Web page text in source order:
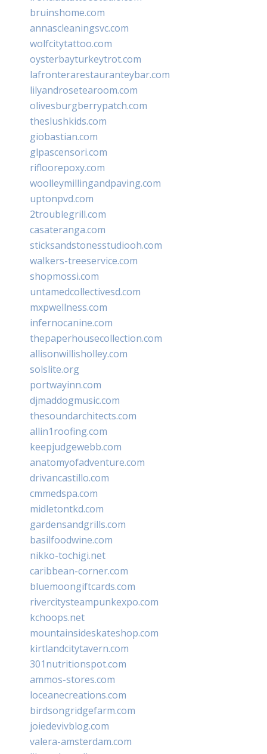
bruinshome.com
annascleaningsvc.com
wolfcitytattoo.com
oysterbayturkeytrot.com
lafronterarestauranteybar.com
lilyandrosetearoom.com
olivesburgberrypatch.com
theslushkids.com
giobastian.com
glpascensori.com
rifloorepoxy.com
woolleymillingandpaving.com
uptonpvd.com
2troublegrill.com
casateranga.com
sticksandstonesstudiooh.com
walkers-treeservice.com
shopmossi.com
untamedcollectivesd.com
mxpwellness.com
infernocanine.com
thepaperhousecollection.com
allisonwillisholley.com
solslite.org
portwayinn.com
djmaddogmusic.com
thesoundarchitects.com
allin1roofing.com
keepjudgewebb.com
anatomyofadventure.com
drivancastillo.com
cmmedspa.com
midletontkd.com
gardensandgrills.com
basilfoodwine.com
nikko-tochigi.net
caribbean-corner.com
bluemoongiftcards.com
rivercitysteampunkexpo.com
kchoops.net
mountainsideskateshop.com
kirtlandcitytavern.com
301nutritionspot.com
ammos-stores.com
loceanecreations.com
birdsongridgefarm.com
joiedevivblog.com
valera-amsterdam.com